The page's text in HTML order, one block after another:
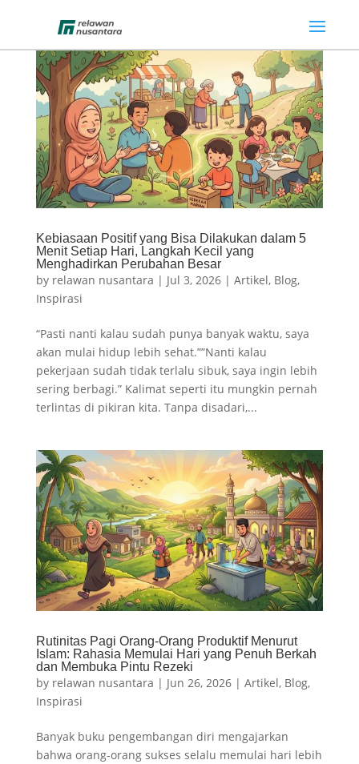
Kebiasaan Positif yang Bisa Dilakukan dalam 5
Menit Setiap Hari, Langkah Kecil yang
Menghadirkan Perubahan Besar
by relawan nusantara | Jul 3, 2026| Artikel, Blog,
Inspirasi
“Pasti nanti kalau sudah punya banyak waktu, saya
akan mulai hidup lebih sehat.””Nanti kalau
pekerjaan sudah tidak terlalu sibuk, saya ingin lebih
sering berbagi.” Kalimat seperti itu mungkin pernah
terlintas di pikiran kita. Tanpa disadari,...
Rutinitas Pagi Orang-Orang Produktif Menurut
Islam: Rahasia Memulai Hari yang Penuh Berkah
dan Membuka Pintu Rezeki
by relawan nusantara | Jun 26, 2026| Artikel, Blog,
Inspirasi
Banyak buku pengembangan diri mengajarkan
bahwa orang-orang sukses selalu memulai hari lebih